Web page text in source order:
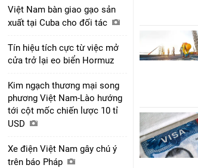
Việt Nam bàn giao gạo sản
xuất tại Cuba cho đối tác
Tín hiệu tích cực từ việc mở
cửa trở lại eo biển Hormuz
Kim ngạch thương mại song
phương Việt Nam-Lào hướng
tới cột mốc chiến lược 10 tỉ
USD
Xe điện Việt Nam gây chú ý
trên báo Pháp